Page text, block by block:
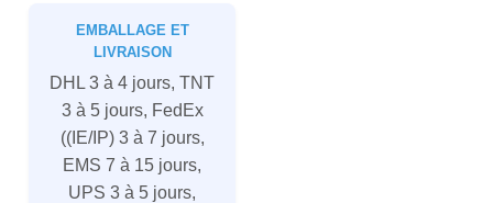
EMBALLAGE ET
LIVRAISON
DHL 3 à 4 jours, TNT
3 à 5 jours, FedEx
((IE/IP) 3 à 7 jours,
EMS 7 à 15 jours,
UPS 3 à 5 jours,